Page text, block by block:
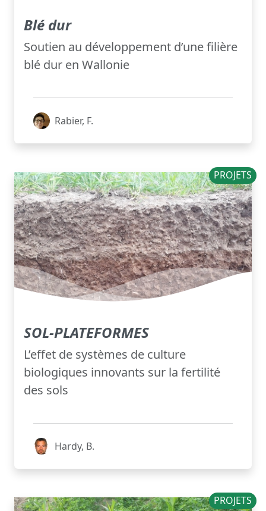
Blé dur
Soutien au développement d’une filière
blé dur en Wallonie
Rabier, F.
PROJETS
SOL-PLATEFORMES
L’effet de systèmes de culture
biologiques innovants sur la fertilité
des sols
Hardy, B.
PROJETS